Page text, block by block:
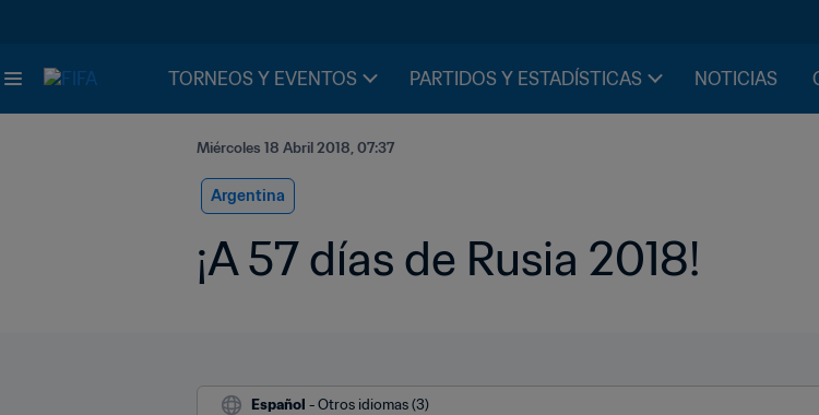
TORNEOS Y EVENTOS PARTIDOS Y ESTADÍSTICAS NOTICIAS
Miércoles 18 Abril 2018, 07:37
Argentina
¡A 57 días de Rusia 2018!
Español - Otros idiomas (3)